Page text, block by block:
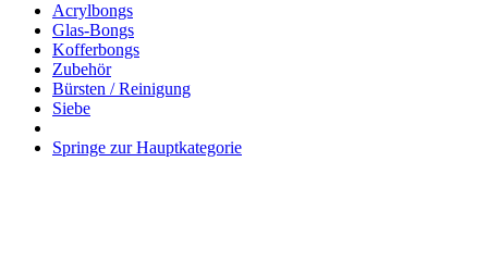
Acrylbongs
Glas-Bongs
Kofferbongs
Zubehör
Bürsten / Reinigung
Siebe
Springe zur Hauptkategorie